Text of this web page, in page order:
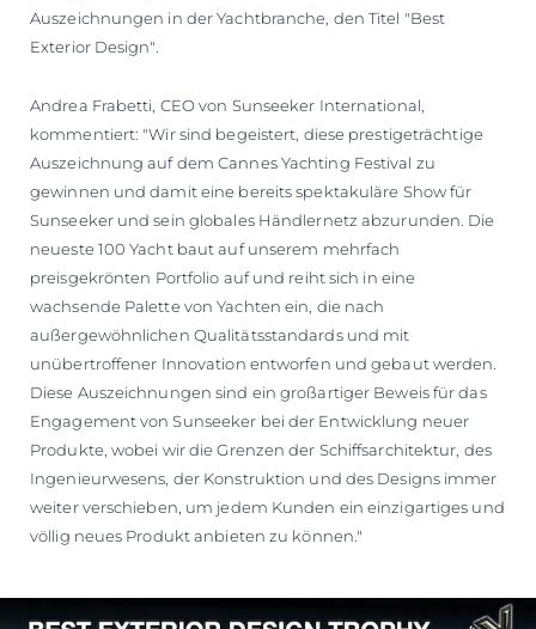
Auszeichnungen in der Yachtbranche, den Titel "Best
Exterior Design".
Andrea Frabetti, CEO von Sunseeker International,
kommentiert: "Wir sind begeistert, diese prestigeträchtige
Auszeichnung auf dem Cannes Yachting Festival zu
gewinnen und damit eine bereits spektakuläre Show für
Sunseeker und sein globales Händlernetz abzurunden. Die
neueste 100 Yacht baut auf unserem mehrfach
preisgekrönten Portfolio auf und reiht sich in eine
wachsende Palette von Yachten ein, die nach
außergewöhnlichen Qualitätsstandards und mit
unübertroffener Innovation entworfen und gebaut werden.
Diese Auszeichnungen sind ein großartiger Beweis für das
Engagement von Sunseeker bei der Entwicklung neuer
Produkte, wobei wir die Grenzen der Schiffsarchitektur, des
Ingenieurwesens, der Konstruktion und des Designs immer
weiter verschieben, um jedem Kunden ein einzigartiges und
völlig neues Produkt anbieten zu können."